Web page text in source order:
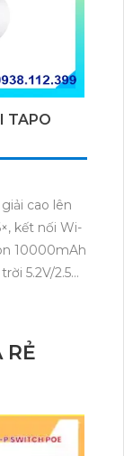
TAPO
cao lên
kết nối Wi-
10000mAh
5.2V/2.5W.
RẺ